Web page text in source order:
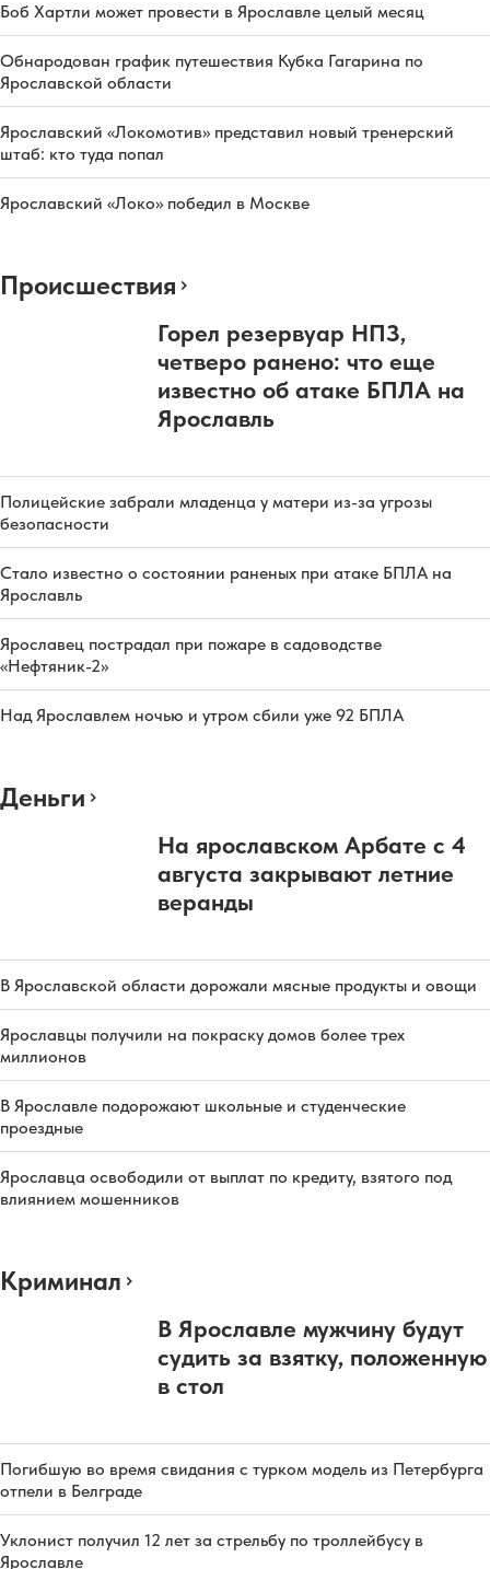
Боб Хартли может провести в Ярославле целый месяц
Обнародован график путешествия Кубка Гагарина по
Ярославской области
Ярославский «Локомотив» представил новый тренерский
штаб: кто туда попал
Ярославский «Локо» победил в Москве
Происшествия
Горел резервуар НПЗ,
четверо ранено: что еще
известно об атаке БПЛА на
Ярославль
Полицейские забрали младенца у матери из-за угрозы
безопасности
Стало известно о состоянии раненых при атаке БПЛА на
Ярославль
Ярославец пострадал при пожаре в садоводстве
«Нефтяник-2»
Над Ярославлем ночью и утром сбили уже 92 БПЛА
Деньги
На ярославском Арбате с 4
августа закрывают летние
веранды
В Ярославской области дорожали мясные продукты и овощи
Ярославцы получили на покраску домов более трех
миллионов
В Ярославле подорожают школьные и студенческие
проездные
Ярославца освободили от выплат по кредиту, взятого под
влиянием мошенников
Криминал
В Ярославле мужчину будут
судить за взятку, положенную
в стол
Погибшую во время свидания с турком модель из Петербурга
отпели в Белграде
Уклонист получил 12 лет за стрельбу по троллейбусу в
Ярославле